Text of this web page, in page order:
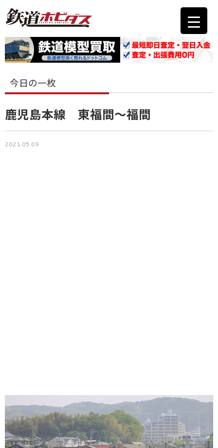
今日の一枚
鹿児島本線 東福間～福間
2021.05.09